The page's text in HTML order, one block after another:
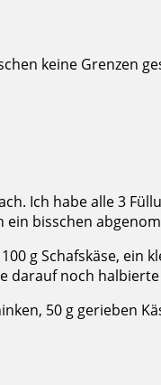
keine Grenzen
Ich habe alle 3
ein bisschen
g Schafskäse,
darauf noch
50 g gerieben